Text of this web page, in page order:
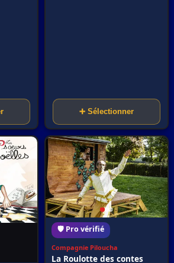
➕ Sélectionner
🛡️ Pro vérifié
Compagnie Piloucha
La Roulotte des contes